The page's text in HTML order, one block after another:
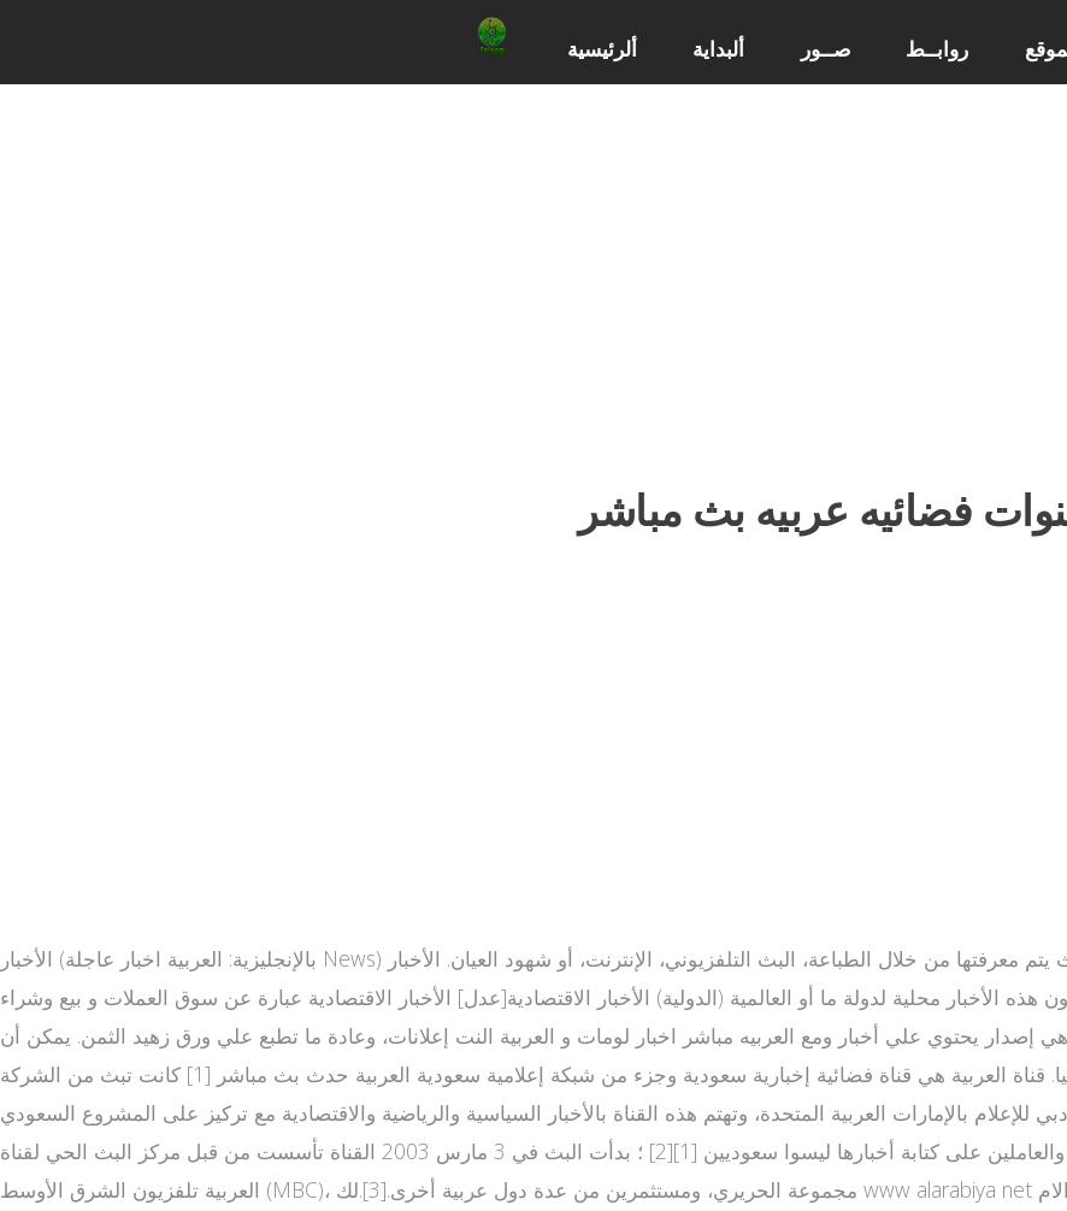
ألرئيسية ألبداية صــور روابــط
فضائيه عربيه بث مباشر
الأخبار (بالإنجليزية: العربية اخبار عاجلة News) هي عبارة عن معلومات عن الأحداث الجارية أو التي جرت بحيث يتم معرفتها من خلال الطباعة، البث التلفزيوني، الإنترنت، أو شهود العيان. الأخبار
هذه الأخبار محلية لدولة ما أو العالمية (الدولية) الأخبار الاقتصادية[عدل] الأخبار الاقتصادية عبارة عن سوق العملات و بيع وشراء
هي إصدار يحتوي علي أخبار ومع العربيه مباشر اخبار لومات و العربية النت إعلانات، وعادة ما تطبع علي ورق زهيد الثمن. يمكن أن
تكون الصحيفة صحيفة عامة أو متخصصة، وقد تصدر يوميا أو أسبوعيا. قناة العربية هي قناة فضائية إخبارية سعودية وجزء من شبكة إعلامية سعودية العربية حدث بث مباشر [1] كانت تبث من الشركة
للإعلام بالإمارات العربية المتحدة، وتهتم هذه القناة بالأخبار السياسية والرياضية والاقتصادية مع تركيز على المشروع السعودي
والترويج له سياسيا واجتماعيا واقتصاديا رغم أن غالب مذيعي القناة والعاملين على كتابة أخبارها ليسوا سعوديين [1][2] ؛ بدأت البث في 3 مارس 2003 القناة تأسست من قبل مركز البث الحي لقناة
العربية تلفزيون الشرق الأوسط (MBC)، مجموعة الحريري، ومستثمرين من عدة دول عربية أخرى.[3].لك www alarabiya net مباشر ن تسريبات ويكيليكس كشفت أن محطة العربية ومجموعة الام